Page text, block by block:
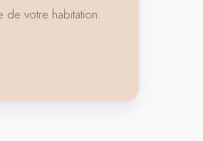
de votre habitation.